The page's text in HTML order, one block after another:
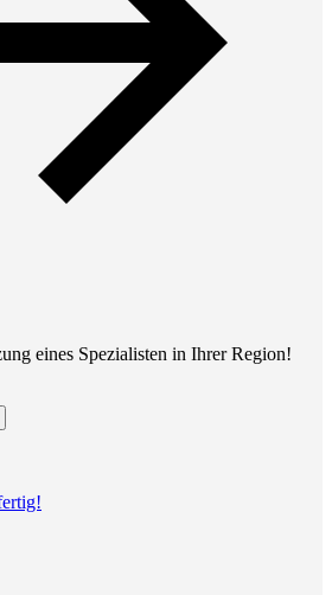
eines Spezialisten in Ihrer Region!